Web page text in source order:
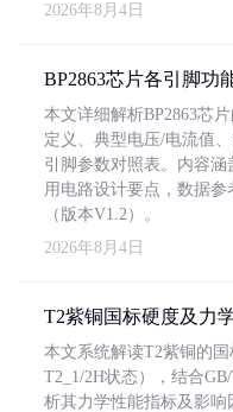
2026年8月4日
BP2863芯片各引脚功
本文详细解析BP2863芯
定义、典型电压/电流值
引脚参数对照表。内容
用电路设计要点，数据
（版本V1.2）。
2026年8月4日
T2紫铜国标硬度及力
本文系统解读T2紫铜的
T2_1/2H状态），结合
析其力学性能指标及影